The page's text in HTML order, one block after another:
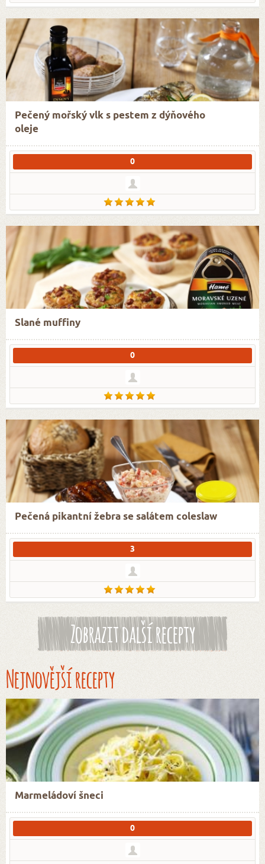
Pečený mořský vlk s pestem z dýňového
oleje
0
Slané muffiny
0
Pečená pikantní žebra se salátem coleslaw
3
Zobrazit další recepty
Nejnovější recepty
Marmeládoví šneci
0